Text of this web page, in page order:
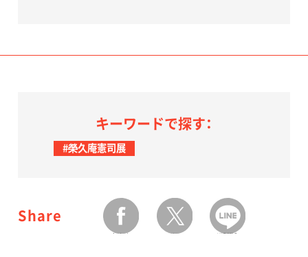
キーワードで探す：
#榮久庵憲司展
Share
facebook twitter LINEで送る